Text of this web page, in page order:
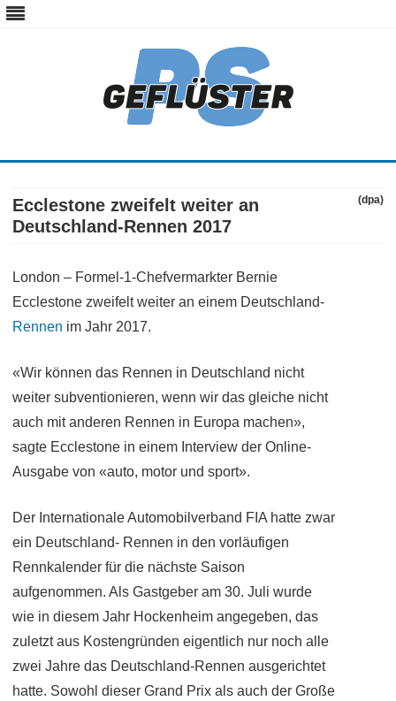
Skip
content
Ecclestone zweifelt weiter an
Deutschland-Rennen 2017
(dpa)
London – Formel-1-Chefvermarkter Bernie
Ecclestone zweifelt weiter an einem Deutschland-
Rennen im Jahr 2017.
«Wir können das Rennen in Deutschland nicht
weiter subventionieren, wenn wir das gleiche nicht
auch mit anderen Rennen in Europa machen»,
sagte Ecclestone in einem Interview der Online-
Ausgabe von «auto, motor und sport».
Der Internationale Automobilverband FIA hatte zwar
ein Deutschland- Rennen in den vorläufigen
Rennkalender für die nächste Saison
aufgenommen. Als Gastgeber am 30. Juli wurde
wie in diesem Jahr Hockenheim angegeben, das
zuletzt aus Kostengründen eigentlich nur noch alle
zwei Jahre das Deutschland-Rennen ausgerichtet
hatte. Sowohl dieser Grand Prix als auch der Große